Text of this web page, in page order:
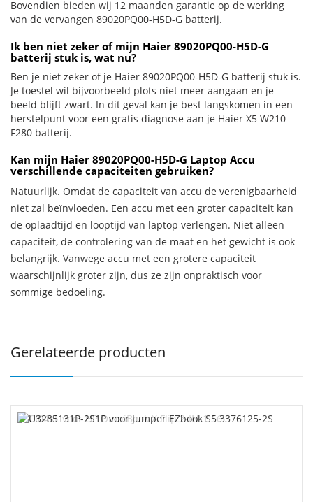
Bovendien bieden wij 12 maanden garantie op de werking
van de vervangen 89020PQ00-H5D-G batterij.
Ik ben niet zeker of mijn Haier 89020PQ00-H5D-G
batterij stuk is, wat nu?
Ben je niet zeker of je Haier 89020PQ00-H5D-G batterij stuk is.
Je toestel wil bijvoorbeeld plots niet meer aangaan en je
beeld blijft zwart. In dit geval kan je best langskomen in een
herstelpunt voor een gratis diagnose aan je Haier X5 W210
F280 batterij.
Kan mijn Haier 89020PQ00-H5D-G Laptop Accu
verschillende capaciteiten gebruiken?
Natuurlijk. Omdat de capaciteit van accu de verenigbaarheid
niet zal beïnvloeden. Een accu met een groter capaciteit kan
de oplaadtijd en looptijd van laptop verlengen. Niet alleen
capaciteit, de controlering van de maat en het gewicht is ook
belangrijk. Vanwege accu met een grotere capaciteit
waarschijnlijk groter zijn, dus ze zijn onpraktisch voor
sommige bedoeling.
Gerelateerde producten